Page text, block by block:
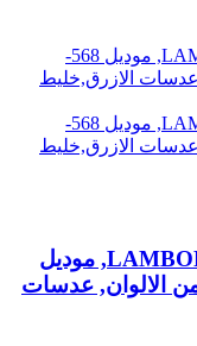
نظارة شمسية,ماركة LAMBORGHINI-Y20, موديل
من الالوان, عدسات